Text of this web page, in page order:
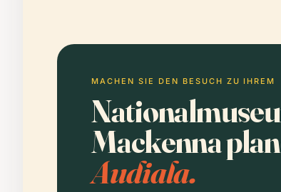
MACHEN SIE DEN BESUCH ZU IHREM
Mackenna
Audiala.